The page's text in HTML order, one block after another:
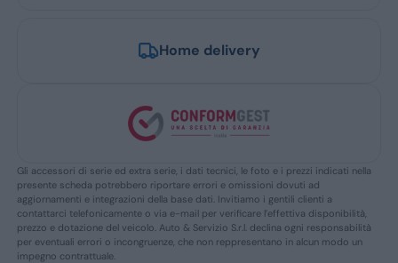
Home delivery
Gli accessori di serie ed extra serie, i dati tecnici, le foto e i prezzi indicati nella
presente scheda potrebbero riportare errori e omissioni dovuti ad
aggiornamenti e integrazioni della base dati. Invitiamo i gentili clienti a
contattarci telefonicamente o via e-mail per verificare l’effettiva disponibilità,
prezzo e dotazione del veicolo. Auto & Servizio S.r.l. declina ogni responsabilità
per eventuali errori o incongruenze, che non reppresentano in alcun modo un
impegno contrattuale.